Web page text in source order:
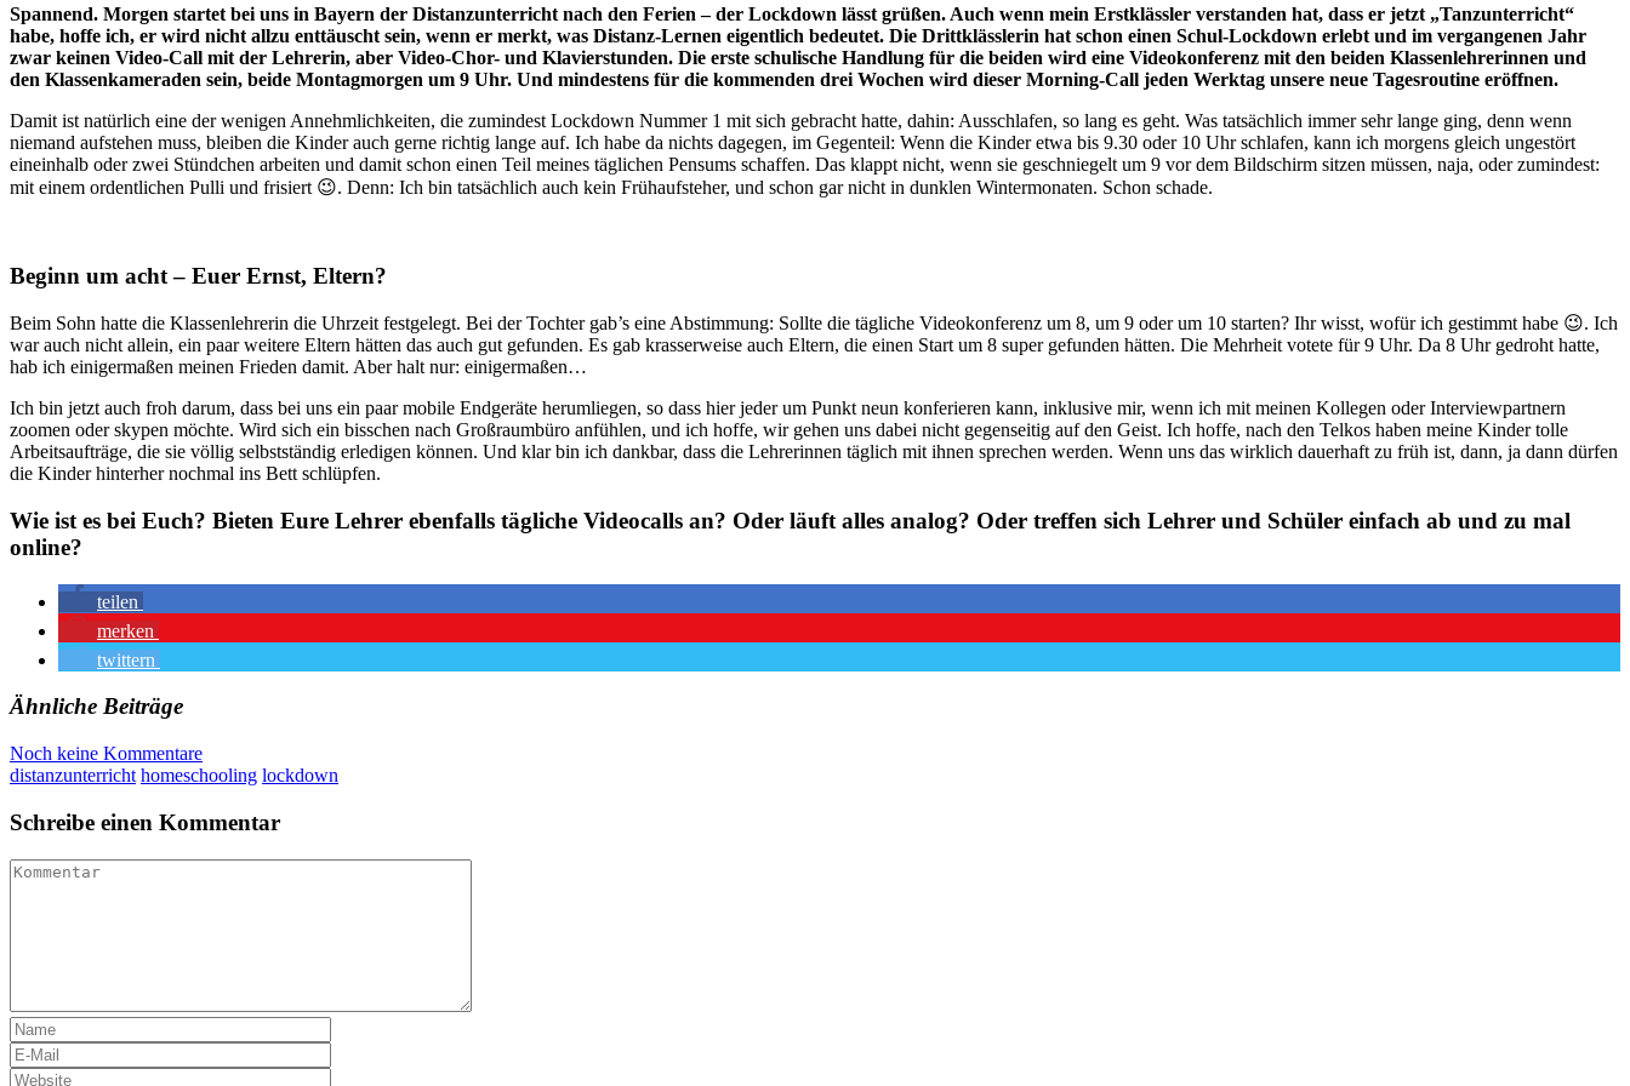
Spannend. Morgen startet bei uns in Bayern der Distanzunterricht nach den Ferien – der Lockdown lässt grüßen. Auch wenn mein Erstklässler verstanden hat, dass er jetzt „Tanzunterricht“
habe, hoffe ich, er wird nicht allzu enttäuscht sein, wenn er merkt, was Distanz-Lernen eigentlich bedeutet. Die Drittklässlerin hat schon einen Schul-Lockdown erlebt und im vergangenen Jahr
zwar keinen Video-Call mit der Lehrerin, aber Video-Chor- und Klavierstunden. Die erste schulische Handlung für die beiden wird eine Videokonferenz mit den beiden Klassenlehrerinnen und
den Klassenkameraden sein, beide Montagmorgen um 9 Uhr. Und mindestens für die kommenden drei Wochen wird dieser Morning-Call jeden Werktag unsere neue Tagesroutine eröffnen.
Damit ist natürlich eine der wenigen Annehmlichkeiten, die zumindest Lockdown Nummer 1 mit sich gebracht hatte, dahin: Ausschlafen, so lang es geht. Was tatsächlich immer sehr lange ging, denn wenn
niemand aufstehen muss, bleiben die Kinder auch gerne richtig lange auf. Ich habe da nichts dagegen, im Gegenteil: Wenn die Kinder etwa bis 9.30 oder 10 Uhr schlafen, kann ich morgens gleich ungestört
eineinhalb oder zwei Stündchen arbeiten und damit schon einen Teil meines täglichen Pensums schaffen. Das klappt nicht, wenn sie geschniegelt um 9 vor dem Bildschirm sitzen müssen, naja, oder zumindest:
mit einem ordentlichen Pulli und frisiert 😉. Denn: Ich bin tatsächlich auch kein Frühaufsteher, und schon gar nicht in dunklen Wintermonaten. Schon schade.
Beginn um acht – Euer Ernst, Eltern?
Beim Sohn hatte die Klassenlehrerin die Uhrzeit festgelegt. Bei der Tochter gab’s eine Abstimmung: Sollte die tägliche Videokonferenz um 8, um 9 oder um 10 starten? Ihr wisst, wofür ich gestimmt habe 😉. Ich
war auch nicht allein, ein paar weitere Eltern hätten das auch gut gefunden. Es gab krasserweise auch Eltern, die einen Start um 8 super gefunden hätten. Die Mehrheit votete für 9 Uhr. Da 8 Uhr gedroht hatte,
hab ich einigermaßen meinen Frieden damit. Aber halt nur: einigermaßen…
Ich bin jetzt auch froh darum, dass bei uns ein paar mobile Endgeräte herumliegen, so dass hier jeder um Punkt neun konferieren kann, inklusive mir, wenn ich mit meinen Kollegen oder Interviewpartnern
zoomen oder skypen möchte. Wird sich ein bisschen nach Großraumbüro anfühlen, und ich hoffe, wir gehen uns dabei nicht gegenseitig auf den Geist. Ich hoffe, nach den Telkos haben meine Kinder tolle
Arbeitsaufträge, die sie völlig selbstständig erledigen können. Und klar bin ich dankbar, dass die Lehrerinnen täglich mit ihnen sprechen werden. Wenn uns das wirklich dauerhaft zu früh ist, dann, ja dann dürfen
die Kinder hinterher nochmal ins Bett schlüpfen.
Wie ist es bei Euch? Bieten Eure Lehrer ebenfalls tägliche Videocalls an? Oder läuft alles analog? Oder treffen sich Lehrer und Schüler einfach ab und zu mal
online?
teilen
merken
twittern
Ähnliche Beiträge
Noch keine Kommentare
distanzunterricht homeschooling lockdown
Schreibe einen Kommentar